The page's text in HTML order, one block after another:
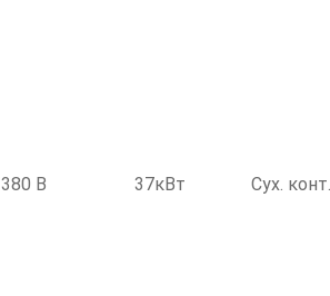
380 В 37кВт Сух.